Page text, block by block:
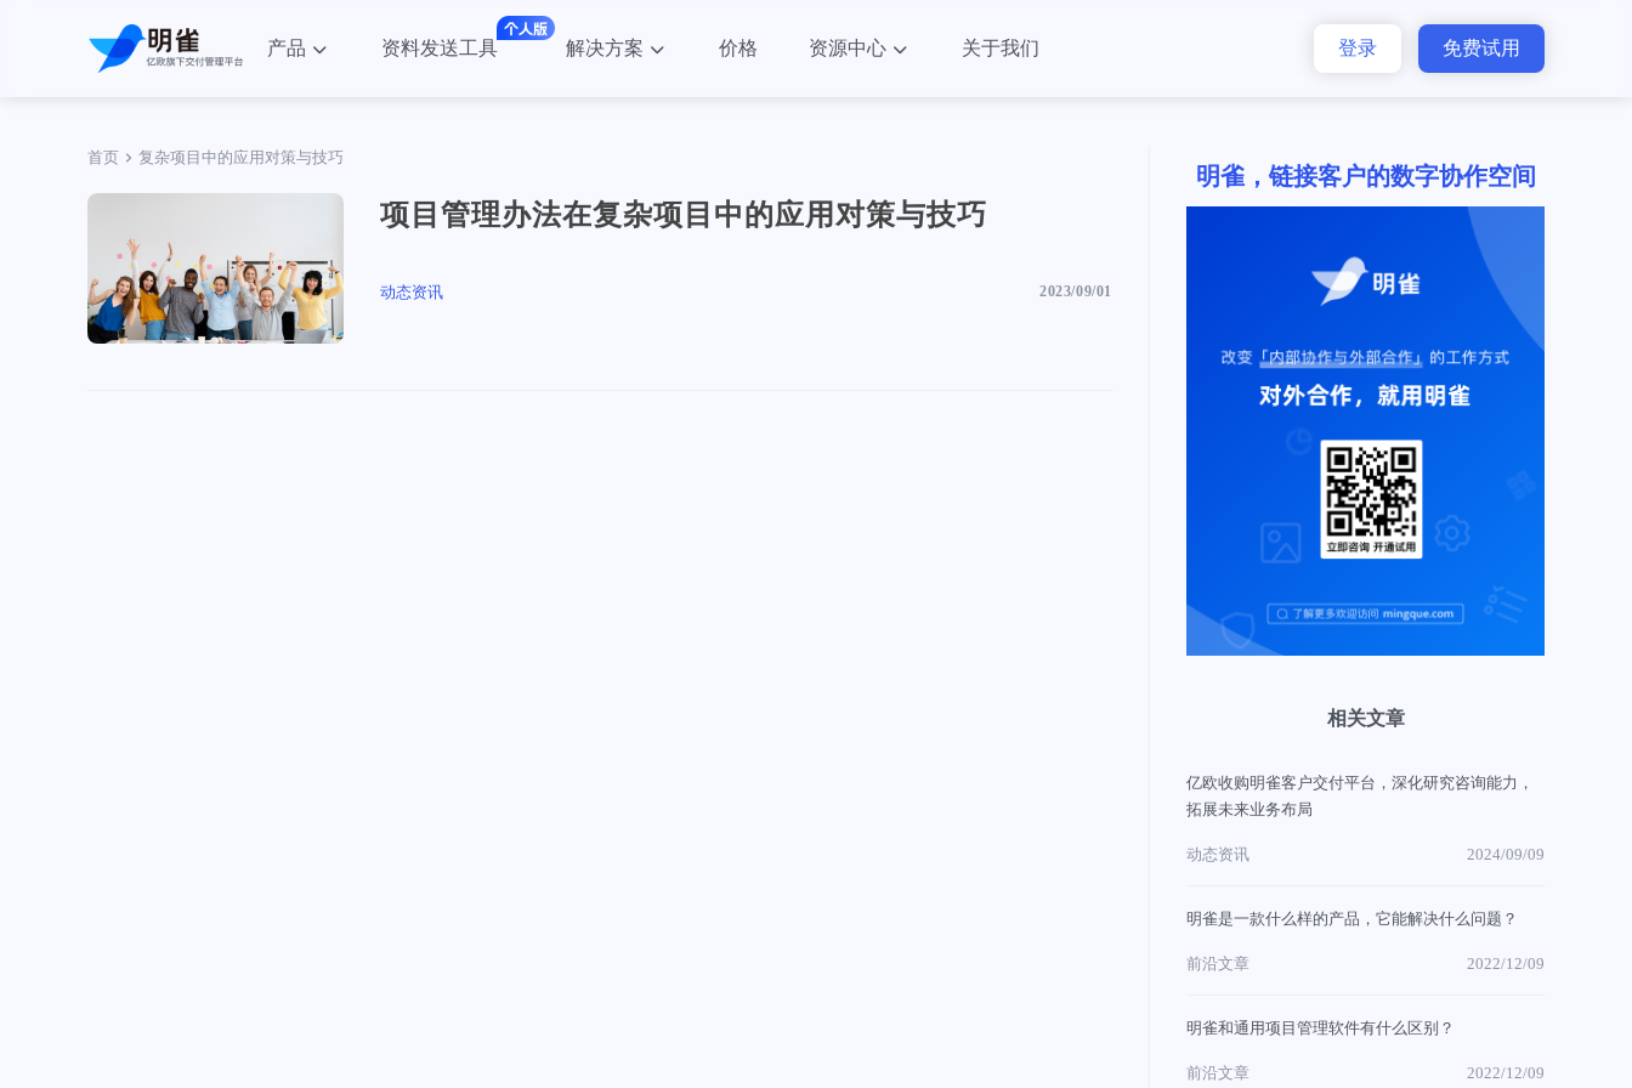
产品 资料发送工具 解决方案 价格 资源中心 关于我们 登录 免费试用
首页 复杂项目中的应用对策与技巧
项目管理办法在复杂项目中的应用对策与技巧
动态资讯 2023/09/01
明雀，链接客户的数字协作空间
相关文章
亿欧收购明雀客户交付平台，深化研究咨询能力，
拓展未来业务布局
动态资讯 2024/09/09
明雀是一款什么样的产品，它能解决什么问题？
前沿文章 2022/12/09
明雀和通用项目管理软件有什么区别？
前沿文章 2022/12/09